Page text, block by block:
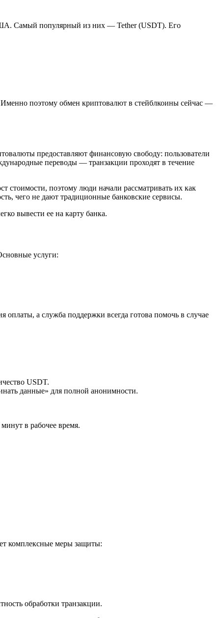
Самый популярный из них — Tether (USDT). Его
Именно поэтому обмен криптовалют в стейблкоины сейчас —
предоставляют финансовую свободу: пользователи
переводы — транзакции проходят в течение
поэтому люди начали рассматривать их как
чего не дают традиционные банковские сервисы.
вывести ее на карту банка.
услуги:
а служба поддержки всегда готова помочь в случае
USDT.
данные» для полной анонимности.
в рабочее время.
комплексные меры защиты:
обработки транзакции.